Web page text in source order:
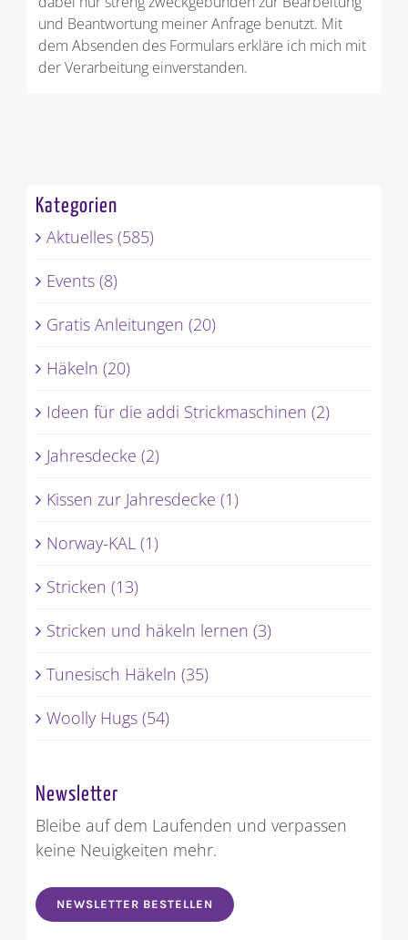
und Beantwortung meiner Anfrage benutzt. Mit
dem Absenden des Formulars erkläre ich mich mit
der Verarbeitung einverstanden.
Kategorien
Aktuelles (585)
Events (8)
Gratis Anleitungen (20)
Häkeln (20)
Ideen für die addi Strickmaschinen (2)
Jahresdecke (2)
Kissen zur Jahresdecke (1)
Norway-KAL (1)
Stricken (13)
Stricken und häkeln lernen (3)
Tunesisch Häkeln (35)
Woolly Hugs (54)
Newsletter
Bleibe auf dem Laufenden und verpassen
keine Neuigkeiten mehr.
NEWSLETTER BESTELLEN